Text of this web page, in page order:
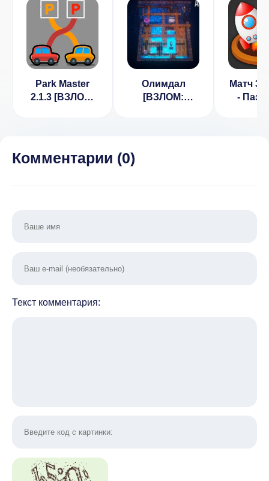
Park Master
2.1.3 [ВЗЛОМ:
Олимдал
[ВЗЛОМ:
Матч 3d
- Пазл
Комментарии (0)
Текст комментария: